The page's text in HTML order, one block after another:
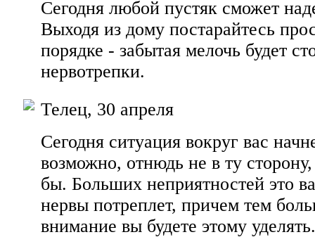
Сегодня любой пустяк сможет
Выходя из дому постарайтесь
порядке - забытая мелочь будет
нервотрепки.
Телец, 30 апреля
Сегодня ситуация вокруг вас
возможно, отнюдь не в ту
бы. Больших неприятностей это
нервы потреплет, причем тем
внимание вы будете этому уделять.